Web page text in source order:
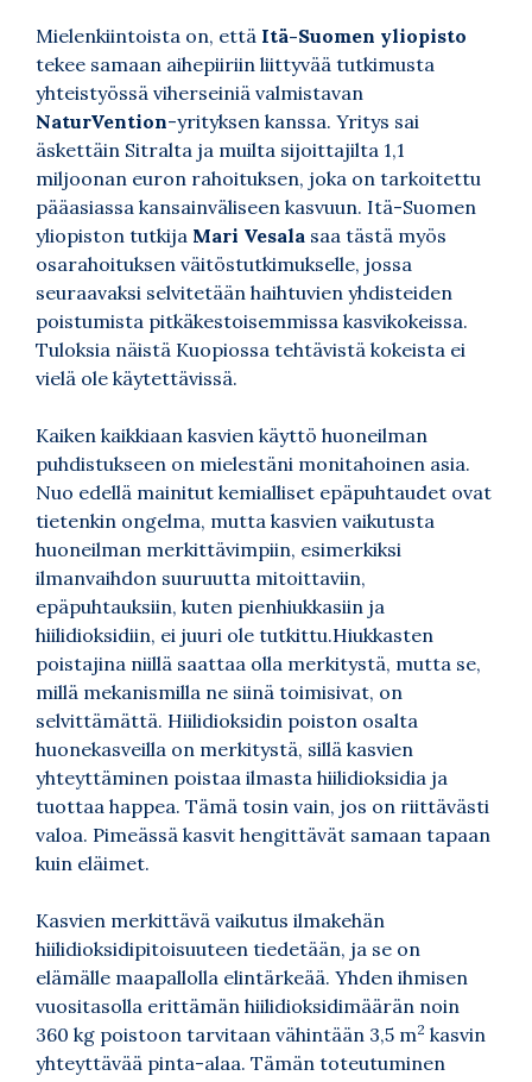
Mielenkiintoista on, että Itä-Suomen yliopisto
tekee samaan aihepiiriin liittyvää tutkimusta
yhteistyössä viherseiniä valmistavan
NaturVention-yrityksen kanssa. Yritys sai
äskettäin Sitralta ja muilta sijoittajilta 1,1
miljoonan euron rahoituksen, joka on tarkoitettu
pääasiassa kansainväliseen kasvuun. Itä-Suomen
yliopiston tutkija Mari Vesala saa tästä myös
osarahoituksen väitöstutkimukselle, jossa
seuraavaksi selvitetään haihtuvien yhdisteiden
poistumista pitkäkestoisemmissa kasvikokeissa.
Tuloksia näistä Kuopiossa tehtävistä kokeista ei
vielä ole käytettävissä.
Kaiken kaikkiaan kasvien käyttö huoneilman
puhdistukseen on mielestäni monitahoinen asia.
Nuo edellä mainitut kemialliset epäpuhtaudet ovat
tietenkin ongelma, mutta kasvien vaikutusta
huoneilman merkittävimpiin, esimerkiksi
ilmanvaihdon suuruutta mitoittaviin,
epäpuhtauksiin, kuten pienhiukkasiin ja
hiilidioksidiin, ei juuri ole tutkittu.Hiukkasten
poistajina niillä saattaa olla merkitystä, mutta se,
millä mekanismilla ne siinä toimisivat, on
selvittämättä. Hiilidioksidin poiston osalta
huonekasveilla on merkitystä, sillä kasvien
yhteyttäminen poistaa ilmasta hiilidioksidia ja
tuottaa happea. Tämä tosin vain, jos on riittävästi
valoa. Pimeässä kasvit hengittävät samaan tapaan
kuin eläimet.
Kasvien merkittävä vaikutus ilmakehän
hiilidioksidipitoisuuteen tiedetään, ja se on
elämälle maapallolla elintärkeää. Yhden ihmisen
vuositasolla erittämän hiilidioksidimäärän noin
360 kg poistoon tarvitaan vähintään 3,5 m2 kasvin
yhteyttävää pinta-alaa. Tämän toteutuminen